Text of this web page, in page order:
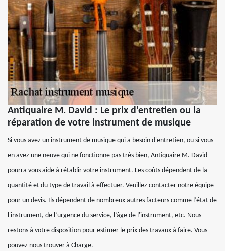
Antiquaire M. David : Le prix d’entretien ou la
réparation de votre instrument de musique
Si vous avez un instrument de musique qui a besoin d'entretien, ou si vous
en avez une neuve qui ne fonctionne pas très bien, Antiquaire M. David
pourra vous aide à rétablir votre instrument. Les coûts dépendent de la
quantité et du type de travail à effectuer. Veuillez contacter notre équipe
pour un devis. Ils dépendent de nombreux autres facteurs comme l’état de
l'instrument, de l’urgence du service, l’âge de l'instrument, etc. Nous
restons à votre disposition pour estimer le prix des travaux à faire. Vous
pouvez nous trouver à Charge.